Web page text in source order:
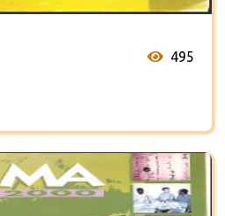
495